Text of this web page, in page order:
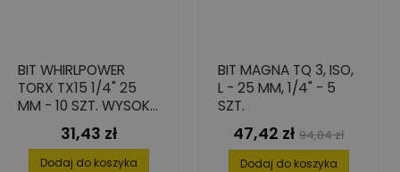
BIT WHIRLPOWER
TORX TX15 1/4" 25
MM - 10 SZT. WYSOKA
PRECYZJA I
TWARDOŚĆ
Cena
31,43 zł
Dodaj do koszyka
BIT MAGNA TQ 3, ISO,
L - 25 MM, 1/4" - 5
SZT.
Cena
47,42 zł Cena
podstawowa
94,84 zł
Dodaj do koszyka